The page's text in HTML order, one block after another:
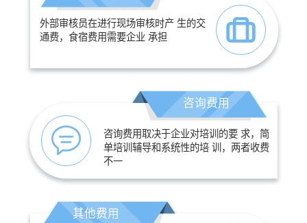
外部审核员在进行现场审核时产 生的交
通费，食宿费用需要企业 承担
咨询费用
咨询费用取决于企业对培训的要 求，简
单培训辅导和系统性的培 训，两者收费
不一
其他费用